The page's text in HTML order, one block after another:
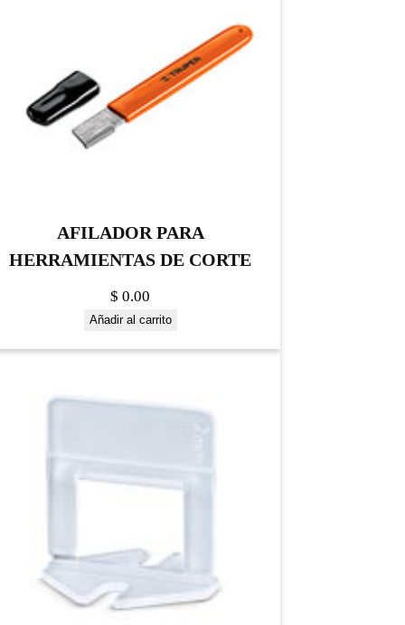
AFILADOR PARA
HERRAMIENTAS DE CORTE
$ 0.00
Añadir al carrito